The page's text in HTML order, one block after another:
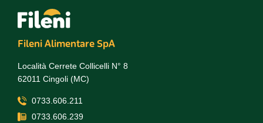
Fileni Alimentare SpA
Località Cerrete Collicelli N° 8
62011 Cingoli (MC)
0733.606.211
0733.606.239